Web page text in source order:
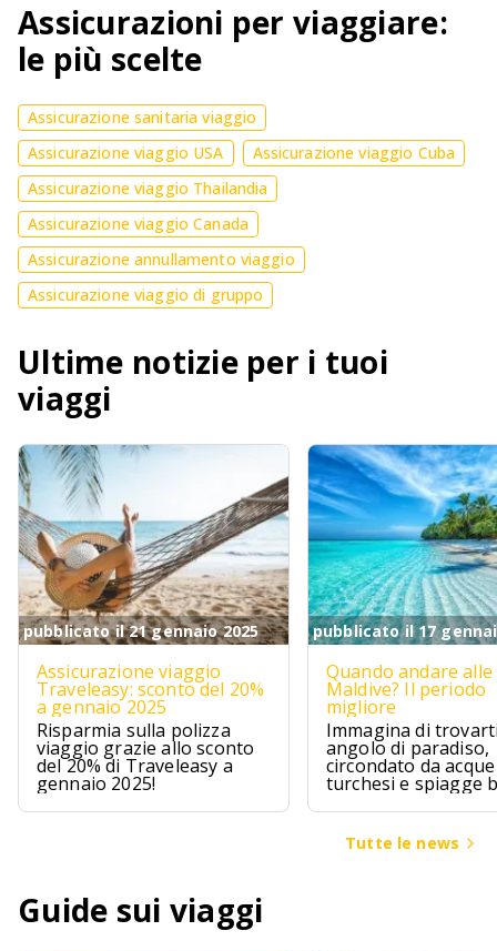
Assicurazioni per viaggiare:
le più scelte
Assicurazione sanitaria viaggio
Assicurazione viaggio USA
Assicurazione viaggio Cuba
Assicurazione viaggio Thailandia
Assicurazione viaggio Canada
Assicurazione annullamento viaggio
Assicurazione viaggio di gruppo
Ultime notizie per i tuoi
viaggi
pubblicato il 21 gennaio 2025
Assicurazione viaggio
Traveleasy: sconto del 20%
a gennaio 2025
Risparmia sulla polizza
viaggio grazie allo sconto
del 20% di Traveleasy a
gennaio 2025!
pubblicato il 17
Quando andare alle
Maldive? Il periodo
migliore
Immagina di
angolo di paradiso,
circondato da acque
turchesi e spiagge
Le Maldive sono
questo, un sogno
avvera per chi
un pizzico di
Tutte le news
Guide sui viaggi